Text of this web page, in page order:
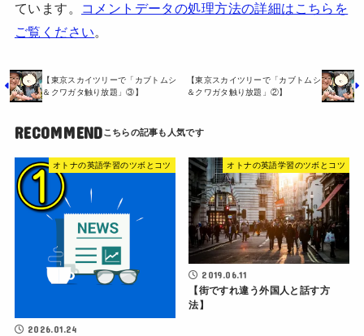
ています。
コメントデータの処理方法の詳細はこちらを
ご覧ください。
【東京スカイツリーで「カブトムシ
＆クワガタ触り放題」③】
【東京スカイツリーで「カブトムシ
＆クワガタ触り放題」②】
RECOMMEND
オトナの英語学習のツボとコツ
2026.01.24
オトナの英語学習のツボとコツ
2019.06.11
【街ですれ違う外国人と話す方
法】